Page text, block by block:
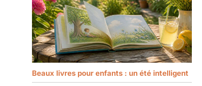
Beaux livres pour enfants : un été intelligent